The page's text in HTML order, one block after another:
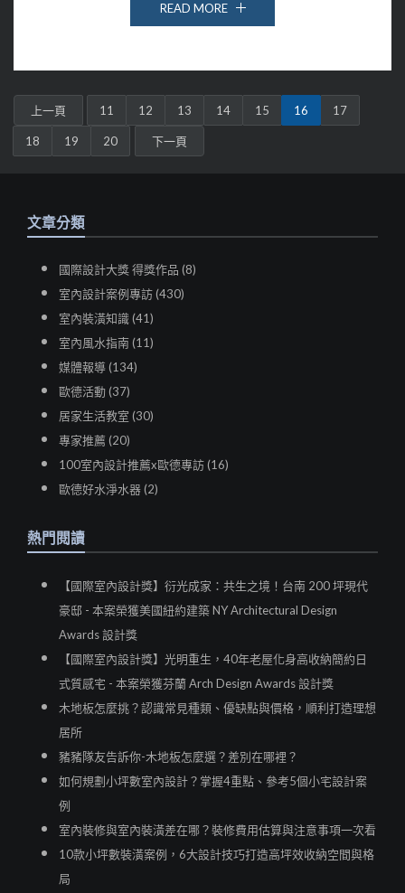
READ MORE
上一頁 11 12 13 14 15 16 17
18 19 20 下一頁
文章分類
國際設計大獎 得獎作品 (8)
室內設計案例專訪 (430)
室內裝潢知識 (41)
室內風水指南 (11)
媒體報導 (134)
歐德活動 (37)
居家生活教室 (30)
專家推薦 (20)
100室內設計推薦x歐德專訪 (16)
歐德好水淨水器 (2)
熱門閱讀
【國際室內設計獎】衍光成家：共生之境！台南 200 坪現代
豪邸 - 本案榮獲美國紐約建築 NY Architectural Design
Awards 設計獎
【國際室內設計獎】光明重生，40年老屋化身高收納簡約日
式質感宅 - 本案榮獲芬蘭 Arch Design Awards 設計獎
木地板怎麼挑？認識常見種類、優缺點與價格，順利打造理想
居所
豬豬隊友告訴你-木地板怎麼選？差別在哪裡？
如何規劃小坪數室內設計？掌握4重點、參考5個小宅設計案
例
室內裝修與室內裝潢差在哪？裝修費用估算與注意事項一次看
10款小坪數裝潢案例，6大設計技巧打造高坪效收納空間與格
局